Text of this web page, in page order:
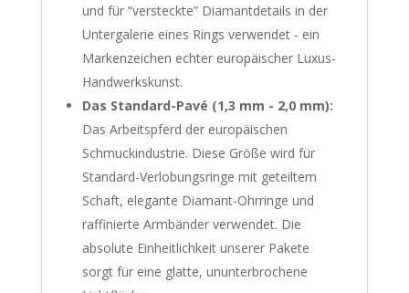
und für “versteckte” Diamantdetails in der
Untergalerie eines Rings verwendet - ein
Markenzeichen echter europäischer Luxus-
Handwerkskunst.
Das Standard-Pavé (1,3 mm - 2,0 mm):
Das Arbeitspferd der europäischen
Schmuckindustrie. Diese Größe wird für
Standard-Verlobungsringe mit geteiltem
Schaft, elegante Diamant-Ohrringe und
raffinierte Armbänder verwendet. Die
absolute Einheitlichkeit unserer Pakete
sorgt für eine glatte, ununterbrochene